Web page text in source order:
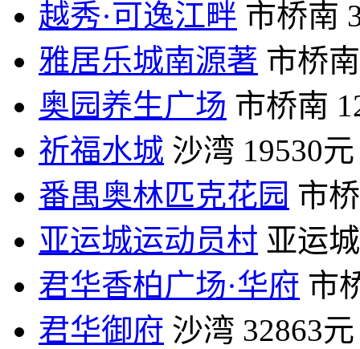
越秀·可逸江畔 市桥南
雅居乐城南源著 市桥南
奥园养生广场 市桥南
祈福水城 沙湾 19530元
番禺奥林匹克花园 市
亚运城运动员村 亚运城
君华香柏广场·华府 市
君华御府 沙湾 32863元